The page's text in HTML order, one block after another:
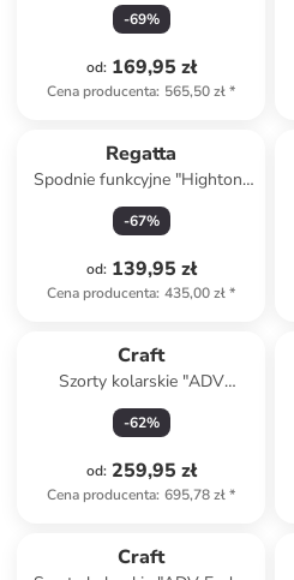
-69%
od: 169,95 zł
Cena producenta: 565,50 zł*
Regatta
Spodnie funkcyjne "Highton"
w kolorze czarnym
-67%
od: 139,95 zł
Cena producenta: 435,00 zł*
Craft
Szorty kolarskie "ADV
Offroad" w kolorze czarnym
-62%
od: 259,95 zł
Cena producenta: 695,78 zł*
Craft